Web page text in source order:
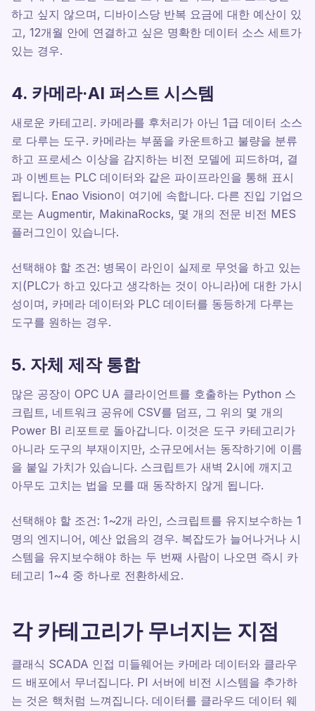
하고 싶지 않으며, 디바이스당 반복 요금에 대한 예산이 있
고, 12개월 안에 연결하고 싶은 명확한 데이터 소스 세트가
있는 경우.
4. 카메라·AI 퍼스트 시스템
새로운 카테고리. 카메라를 후처리가 아닌 1급 데이터 소스
로 다루는 도구. 카메라는 부품을 카운트하고 불량을 분류
하고 프로세스 이상을 감지하는 비전 모델에 피드하며, 결
과 이벤트는 PLC 데이터와 같은 파이프라인을 통해 표시
됩니다. Enao Vision이 여기에 속합니다. 다른 진입 기업으
로는 Augmentir, MakinaRocks, 몇 개의 전문 비전 MES
플러그인이 있습니다.
선택해야 할 조건: 병목이 라인이 실제로 무엇을 하고 있는
지(PLC가 하고 있다고 생각하는 것이 아니라)에 대한 가시
성이며, 카메라 데이터와 PLC 데이터를 동등하게 다루는
도구를 원하는 경우.
5. 자체 제작 통합
많은 공장이 OPC UA 클라이언트를 호출하는 Python 스
크립트, 네트워크 공유에 CSV를 덤프, 그 위의 몇 개의
Power BI 리포트로 돌아갑니다. 이것은 도구 카테고리가
아니라 도구의 부재이지만, 소규모에서는 동작하기에 이름
을 붙일 가치가 있습니다. 스크립트가 새벽 2시에 깨지고
아무도 고치는 법을 모를 때 동작하지 않게 됩니다.
선택해야 할 조건: 1~2개 라인, 스크립트를 유지보수하는 1
명의 엔지니어, 예산 없음의 경우. 복잡도가 늘어나거나 시
스템을 유지보수해야 하는 두 번째 사람이 나오면 즉시 카
테고리 1~4 중 하나로 전환하세요.
각 카테고리가 무너지는 지점
클래식 SCADA 인접 미들웨어는 카메라 데이터와 클라우
드 배포에서 무너집니다. PI 서버에 비전 시스템을 추가하
는 것은 핵처럼 느껴집니다. 데이터를 클라우드 데이터 웨